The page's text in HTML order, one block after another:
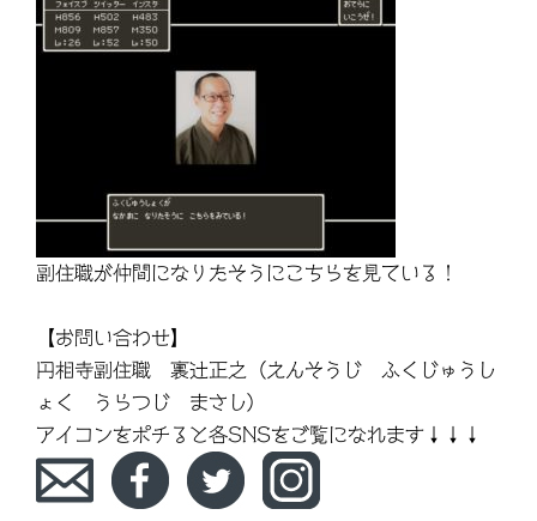
副住職が仲間になりたそうにこちらを見ている！
【お問い合わせ】
円相寺副住職 裏辻正之（えんそうじ ふくじゅうし
ょく うらつじ まさし）
アイコンをポチると各SNSをご覧になれます↓↓↓